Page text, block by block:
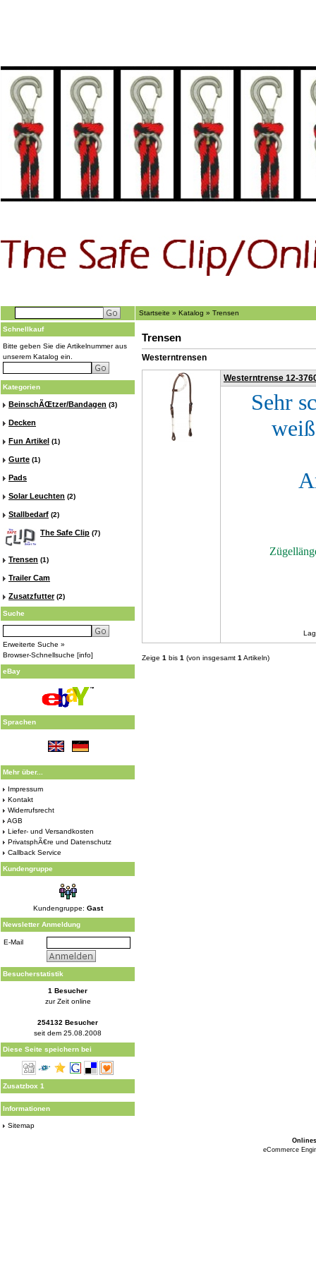
Startseite » Katalog » Trensen
Schnellkauf
Bitte geben Sie die Artikelnummer aus
unserem Katalog ein.
Kategorien
BeinschÃŒtzer/Bandagen (3)
Decken
Fun Artikel (1)
Gurte (1)
Pads
Solar Leuchten (2)
Stallbedarf (2)
The Safe Clip (7)
Trensen (1)
Trailer Cam
Zusatzfutter (2)
Suche
Erweiterte Suche »
Browser-Schnellsuche [info]
eBay
Sprachen
Mehr über...
Impressum
Kontakt
Widerrufsrecht
AGB
Liefer- und Versandkosten
PrivatsphÃ€re und Datenschutz
Callback Service
Kundengruppe
Kundengruppe: Gast
Newsletter Anmeldung
E-Mail
Besucherstatistik
1 Besucher
zur Zeit online
254132 Besucher
seit dem 25.08.2008
Diese Seite speichern bei
Zusatzbox 1
Informationen
Sitemap
Trensen
Westerntrensen
Westerntrense 12-
Sehr
Zeige 1 bis 1 (von insgesamt 1 Artikeln)
eCommerce